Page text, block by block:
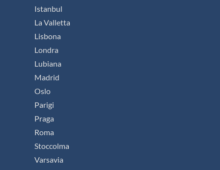
Istanbul
La Valletta
Lisbona
Londra
Lubiana
Madrid
Oslo
Parigi
Praga
Roma
Stoccolma
Varsavia